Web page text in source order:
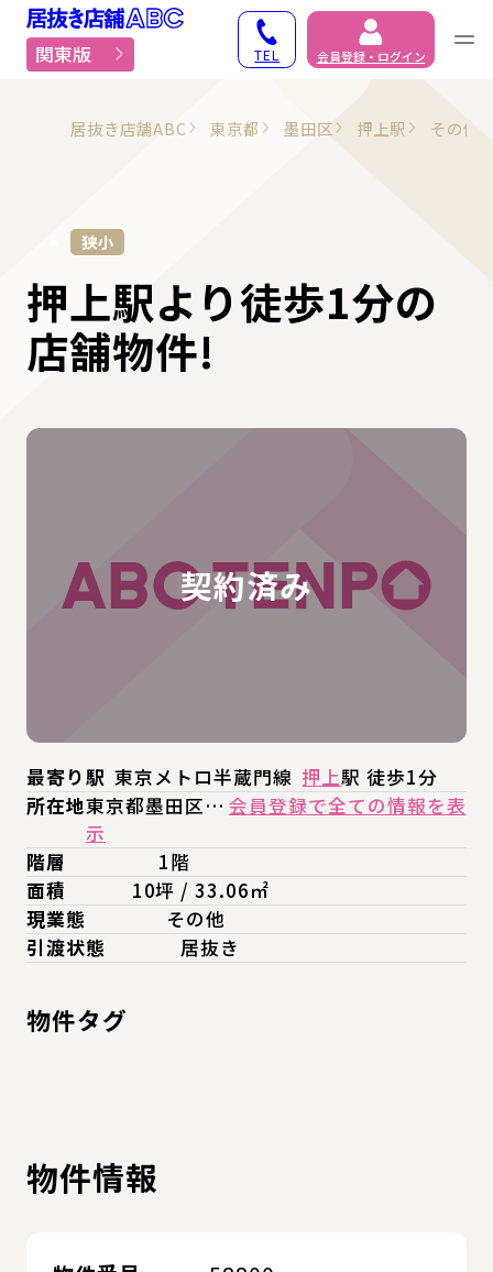
居抜き物件・貸店舗で
関東版 TEL 会員登録・ログイン
居抜き店舗ABC 東京都 墨田区 押上駅 その他
狭小
押上駅より徒歩1分の
店舗物件!
最寄り駅 東京メトロ半蔵門線 押上駅 徒歩1分
所在地東京都墨田区… 会員登録で全ての情報を表
示
階層
1階
面積
10坪 / 33.06㎡
現業態
その他
引渡状態
居抜き
物件タグ
物件情報